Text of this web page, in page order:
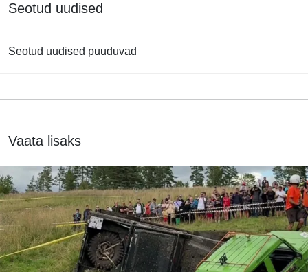
Seotud uudised
Seotud uudised puuduvad
Vaata lisaks